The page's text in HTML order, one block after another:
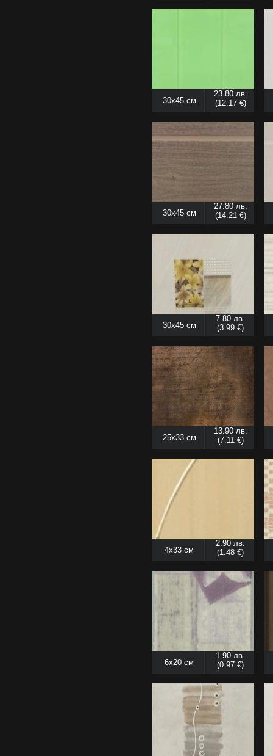
30x45 см
23.80 лв.
(12.17 €)
30x45 см
27.80 лв.
(14.21 €)
30x45 см
7.80 лв.
(3.99 €)
25x33 см
13.90 лв.
(7.11 €)
4x33 см
2.90 лв.
(1.48 €)
6x20 см
1.90 лв.
(0.97 €)